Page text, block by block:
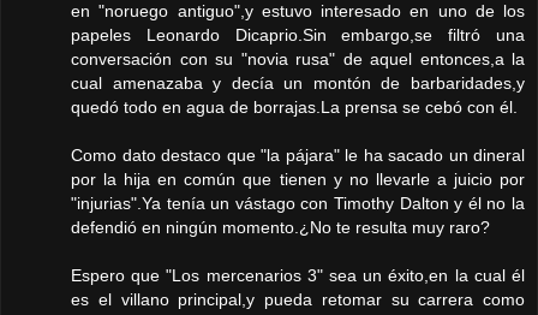
en "noruego antiguo",y estuvo interesado en uno de los
papeles Leonardo Dicaprio.Sin embargo,se filtró una
conversación con su "novia rusa" de aquel entonces,a la
cual amenazaba y decía un montón de barbaridades,y
quedó todo en agua de borrajas.La prensa se cebó con él.
Como dato destaco que "la pájara" le ha sacado un dineral
por la hija en común que tienen y no llevarle a juicio por
"injurias".Ya tenía un vástago con Timothy Dalton y él no la
defendió en ningún momento.¿No te resulta muy raro?
Espero que "Los mercenarios 3" sea un éxito,en la cual él
es el villano principal,y pueda retomar su carrera como